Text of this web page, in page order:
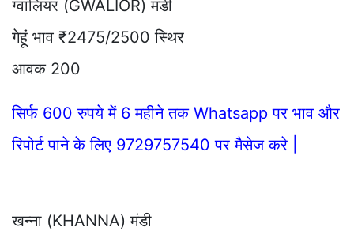
ग्वालियर (GWALIOR) मंडी
गेहूं भाव ₹2475/2500 स्थिर
आवक 200
सिर्फ 600 रुपये में 6 महीने तक Whatsapp पर भाव और
रिपोर्ट पाने के लिए 9729757540 पर मैसेज करे |
खन्ना (KHANNA) मंडी